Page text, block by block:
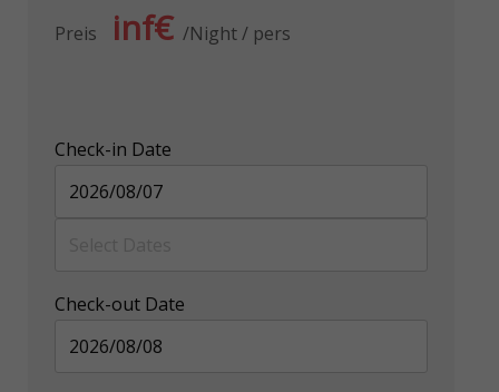
Preis inf€ Night / pers
Check-in Date
Check-out Date